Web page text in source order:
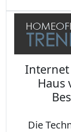
Internet
Haus
Die